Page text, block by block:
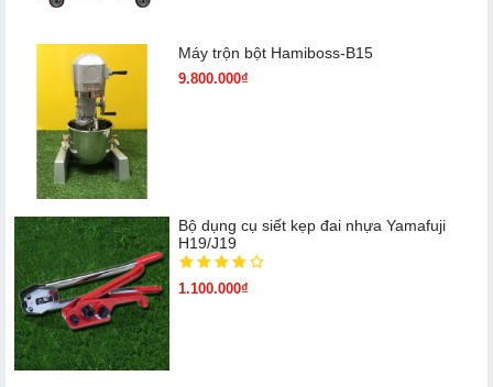
Máy trộn bột Hamiboss-B15
9.800.000₫
Bộ dụng cụ siết kẹp đai nhựa Yamafuji
H19/J19
1.100.000₫